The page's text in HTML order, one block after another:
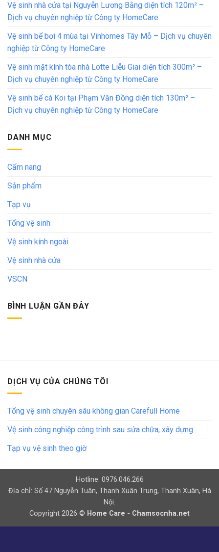
Vệ sinh nhà cửa tại Nguyễn Lương Bằng diện tích 120m² –
Dịch vụ chuyên nghiệp từ Công ty HomeCare
Vệ sinh bể bơi 4 mùa tại Vinhomes Tây Mỗ – Dịch vụ chuyên
nghiệp từ Công ty HomeCare
Vệ sinh mặt kính tòa nhà Lotte Liễu Giai diện tích 300m² –
Dịch vụ chuyên nghiệp từ Công ty HomeCare
Vệ sinh bể cá Koi tại Phạm Văn Đồng diện tích 130m² –
Dịch vụ chuyên nghiệp từ Công ty HomeCare
DANH MỤC
Cẩm nang
Sản phẩm
Tạp vụ
Tổng vệ sinh
Vệ sinh kính ngoài
Vệ sinh nhà cửa
VSCN
BÌNH LUẬN GẦN ĐÂY
DỊCH VỤ CỦA CHÚNG TÔI
Tổng vệ sinh chuyên sâu không gian Carefull Home
Vệ sinh công nghiệp công trình sau sửa chữa, xây dựng
Tạp vụ vệ sinh theo giờ
Hotline: 0976.046.266
Địa chỉ: Số 47 Nguyễn Tuân, Thanh Xuân Trung, Thanh Xuân, Hà
Nội.
Copyright 2026 © Home Care - Chamsocnha.net